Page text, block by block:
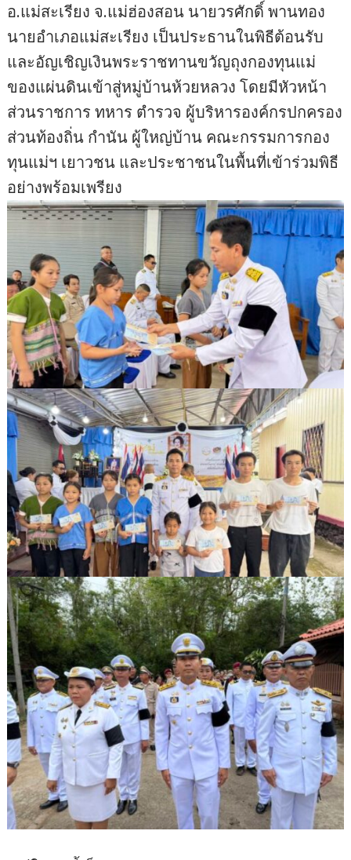
อ.แม่สะเรียง จ.แม่ฮ่องสอน นายวรศักดิ์ พานทอง
นายอำเภอแม่สะเรียง เป็นประธานในพิธีต้อนรับ
และอัญเชิญเงินพระราชทานขวัญถุงกองทุนแม่
ของแผ่นดินเข้าสู่หมู่บ้านห้วยหลวง โดยมีหัวหน้า
ส่วนราชการ ทหาร ตำรวจ ผู้บริหารองค์กรปกครอง
ส่วนท้องถิ่น กำนัน ผู้ใหญ่บ้าน คณะกรรมการกอง
ทุนแม่ฯ เยาวชน และประชาชนในพื้นที่เข้าร่วมพิธี
อย่างพร้อมเพรียง